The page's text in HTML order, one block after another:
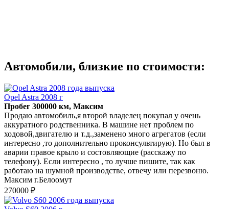
Автомобили, близкие по стоимости:
Opel Astra 2008 г
Пробег 300000 км, Максим
Продаю автомобиль,я второй владелец покупал у очень
аккуратного родственника. В машине нет проблем по
ходовой,двигателю и т.д.,заменено много агрегатов (если
интересно ,то дополнительно проконсультирую). Но был в
аварии правое крыло и состовляющие (расскажу по
телефону). Если интересно , то лучше пишите, так как
работаю на шумной производстве, отвечу или перезвоню.
Максим г.Белоомут
270000 ₽